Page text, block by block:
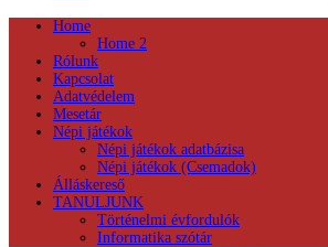
Home
Home 2
Rólunk
Kapcsolat
Adatvédelem
Mesetár
Népi játékok
Népi játékok adatbázisa
Népi játékok (Csemadok)
Álláskereső
TANULJUNK
Történelmi évfordulók
Informatika szótár